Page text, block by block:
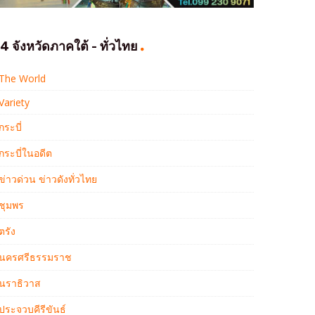
จังหวัดภาคใต้ - ทั่วไทย
World
ระบี่
ระบี่ในอดีต
าวด่วน ข่าวดังทั่วไทย
มพร
รัง
ครศรีธรรมราช
ราธิวาส
ระจวบคีรีขันธ์